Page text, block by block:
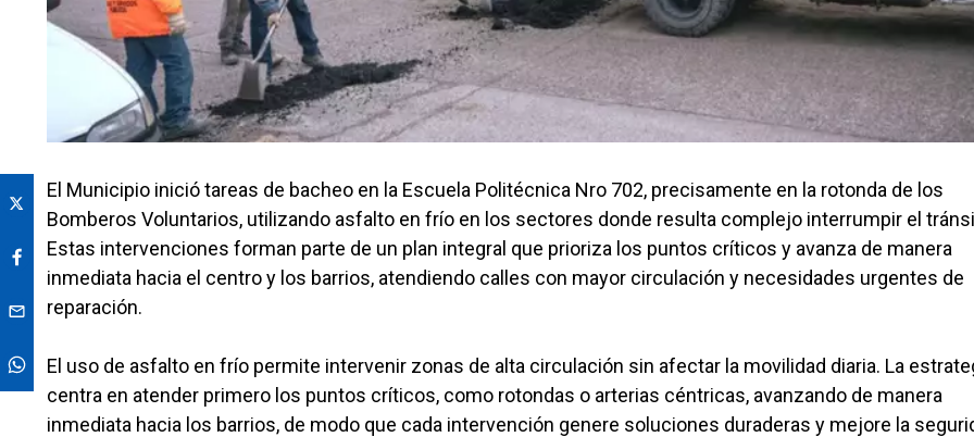
El Municipio inició tareas de bacheo en la Escuela Politécnica Nro 702, precisamente en la rotonda de los
Bomberos Voluntarios, utilizando asfalto en frío en los sectores donde resulta complejo interrumpir el
Estas intervenciones forman parte de un plan integral que prioriza los puntos críticos y avanza de manera
inmediata hacia el centro y los barrios, atendiendo calles con mayor circulación y necesidades urgentes de
reparación.
El uso de asfalto en frío permite intervenir zonas de alta circulación sin afectar la movilidad diaria. La
centra en atender primero los puntos críticos, como rotondas o arterias céntricas, avanzando de manera
inmediata hacia los barrios, de modo que cada intervención genere soluciones duraderas y mejore la